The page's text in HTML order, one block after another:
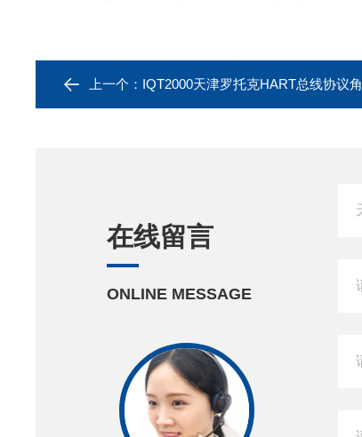
上一个： IQT2000天津罗托克HART总线协议角行程电动装置
在线留言
ONLINE MESSAGE